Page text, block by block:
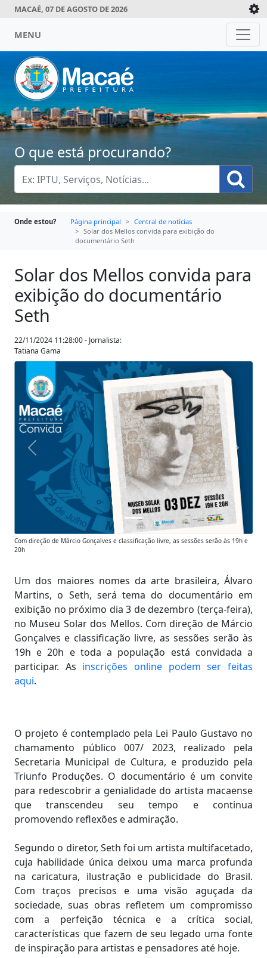
MACAÉ, 07 DE AGOSTO DE 2026
MENU
O que está procurando?
Onde estou? Página principal
Central de notícias
Solar dos Mellos convida para exibição do
documentário Seth
Solar dos Mellos convida para
exibição do documentário
Seth
22/11/2024 11:28:00 - Jornalista:
Tatiana Gama
Anterior
Com direção de Márcio Gonçalves e classificação livre, as sessões serão às 19h e
20h
Um dos maiores nomes da arte brasileira, Álvaro
Martins, o Seth, será tema do documentário em
exibição no próximo dia 3 de dezembro (terça-feira),
no Museu Solar dos Mellos. Com direção de Márcio
Gonçalves e classificação livre, as sessões serão às
19h e 20h e toda a população está convidada a
participar. As inscrições online podem ser feitas
aqui.
O projeto é contemplado pela Lei Paulo Gustavo no
chamamento público 007/ 2023, realizado pela
Secretaria Municipal de Cultura, e produzido pela
Triunfo Produções. O documentário é um convite
para redescobrir a genialidade do artista macaense
que transcendeu seu tempo e continua
promovendo reflexões e admiração.
Segundo o diretor, Seth foi um artista multifacetado,
cuja habilidade única deixou uma marca profunda
na caricatura, ilustração e publicidade do Brasil.
Com traços precisos e uma visão aguçada da
sociedade, suas obras refletem um compromisso
com a perfeição técnica e a crítica social,
características que fazem de seu legado uma fonte
de inspiração para artistas e pensadores até hoje.